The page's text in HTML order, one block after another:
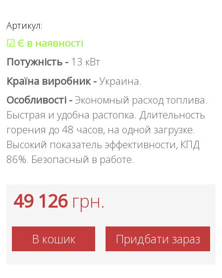
Артикул:
☑ Є в наявності
Потужність - 13 кВт
Країна виробник -Украина.
Особливості -Экономный расход топлива.
Быстрая и удобна растопка. Длительность
горения до 48 часов, на одной загрузке.
Высокий показатель эффективности, КПД
86%. Безопасный в работе.
49 126грн.
В кошик Придбати зараз